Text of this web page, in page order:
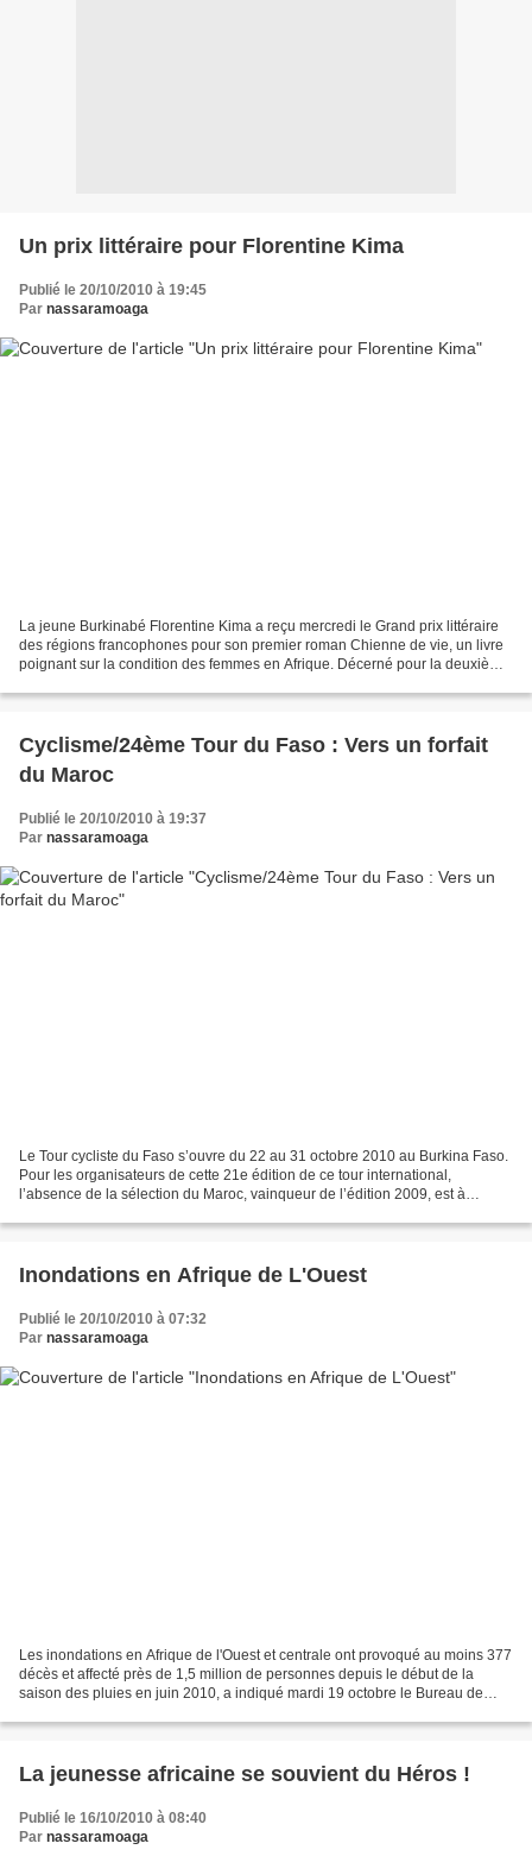
Un prix littéraire pour Florentine Kima
Publié le 20/10/2010 à 19:45
Par nassaramoaga
La jeune Burkinabé Florentine Kima a reçu mercredi le Grand prix littéraire
des régions francophones pour son premier roman Chienne de vie, un livre
poignant sur la condition des femmes en Afrique. Décerné pour la deuxième
Cyclisme/24ème Tour du Faso : Vers un forfait
du Maroc
Publié le 20/10/2010 à 19:37
Par nassaramoaga
Le Tour cycliste du Faso s’ouvre du 22 au 31 octobre 2010 au Burkina Faso.
Pour les organisateurs de cette 21e édition de ce tour international,
l’absence de la sélection du Maroc, vainqueur de l’édition 2009, est à
Inondations en Afrique de L'Ouest
Publié le 20/10/2010 à 07:32
Par nassaramoaga
Les inondations en Afrique de l'Ouest et centrale ont provoqué au moins 377
décès et affecté près de 1,5 million de personnes depuis le début de la
saison des pluies en juin 2010, a indiqué mardi 19 octobre le Bureau de
La jeunesse africaine se souvient du Héros !
Publié le 16/10/2010 à 08:40
Par nassaramoaga